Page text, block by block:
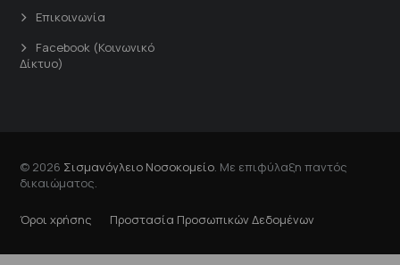
Επικοινωνία
Facebook (Κοινωνικό
Δίκτυο)
© 2026 Σισμανόγλειο Νοσοκομείο . Με επιφύλαξη παντός
δικαιώματος.
Όροι χρήσης Προστασία Προσωπικών Δεδομένων